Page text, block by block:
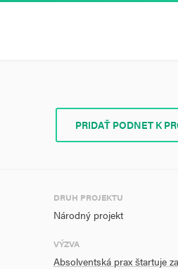
PRIDAŤ PODNET K
DRUH PROJEKTU
Národný projekt
VÝZVA
Absolventská prax štartuje